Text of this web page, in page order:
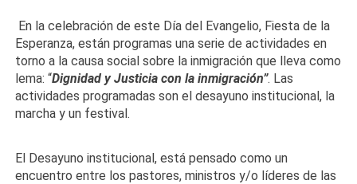
En la celebración de este Día del Evangelio, Fiesta de la
Esperanza, están programas una serie de actividades en
torno a la causa social sobre la inmigración que lleva como
lema: “Dignidad y Justicia con la inmigración”. Las
actividades programadas son el desayuno institucional, la
marcha y un festival.
El Desayuno institucional, está pensado como un
encuentro entre los pastores, ministros y/o líderes de las